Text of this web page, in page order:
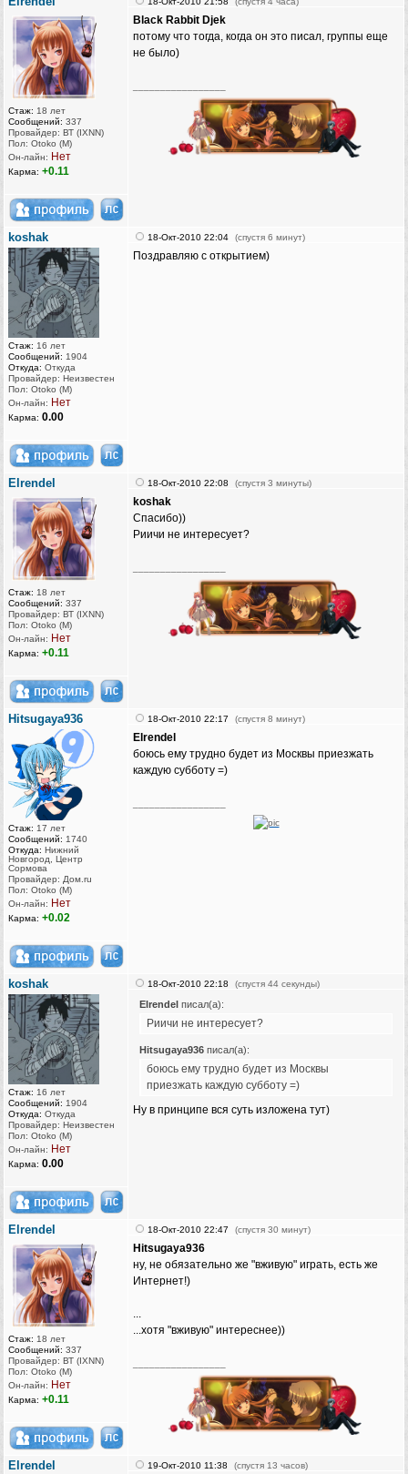
Стаж: 18 лет
Сообщений: 337
Провайдер: ВТ (IXNN)
Пол: Otoko (M)
Он-лайн: Нет
Карма: +0.11
Black Rabbit Djek
потому что тогда, когда он это писал, группы еще
не было)
koshak
Стаж: 16 лет
Сообщений: 1904
Откуда: Откуда
Провайдер: Неизвестен
Пол: Otoko (M)
Он-лайн: Нет
Карма: 0.00
18-Окт-2010 22:04 (спустя 6 минут)
Поздравляю с открытием)
Elrendel
Стаж: 18 лет
Сообщений: 337
Провайдер: ВТ (IXNN)
Пол: Otoko (M)
Он-лайн: Нет
Карма: +0.11
18-Окт-2010 22:08 (спустя 3 минуты)
koshak
Спасибо))
Риичи не интересует?
Hitsugaya936
Стаж: 17 лет
Сообщений: 1740
Откуда: Нижний
Новгород, Центр
Сормова
Провайдер: Дом.ru
Пол: Otoko (M)
Он-лайн: Нет
Карма: +0.02
18-Окт-2010 22:17 (спустя 8 минут)
Elrendel
боюсь ему трудно будет из Москвы приезжать
каждую субботу =)
koshak
Стаж: 16 лет
Сообщений: 1904
Откуда: Откуда
Провайдер: Неизвестен
Пол: Otoko (M)
Он-лайн: Нет
Карма: 0.00
18-Окт-2010 22:18 (спустя 44 секунды)
Elrendel писал(а):
Риичи не интересует?
Hitsugaya936 писал(а):
боюсь ему трудно будет из Москвы
приезжать каждую субботу =)
Ну в принципе вся суть изложена тут)
Elrendel
Стаж: 18 лет
Сообщений: 337
Провайдер: ВТ (IXNN)
Пол: Otoko (M)
Он-лайн: Нет
Карма: +0.11
18-Окт-2010 22:47 (спустя 30 минут)
Hitsugaya936
ну, не обязательно же "вживую" играть, есть же
Интернет!)
...
...хотя "вживую" интереснее))
Elrendel 19-Окт-2010 11:38 (спустя 13 часов)